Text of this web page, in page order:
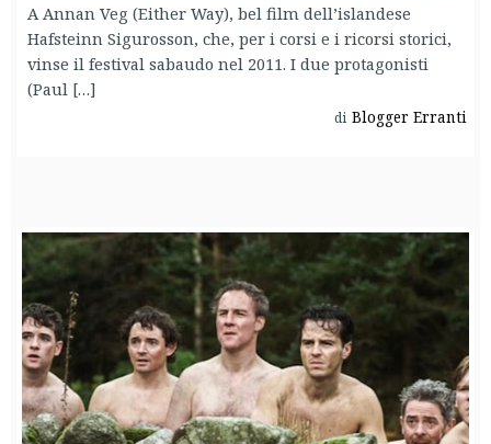
A Annan Veg (Either Way), bel film dell’islandese
Hafsteinn Sigurosson, che, per i corsi e i ricorsi storici,
vinse il festival sabaudo nel 2011. I due protagonisti
(Paul […]
di Blogger Erranti